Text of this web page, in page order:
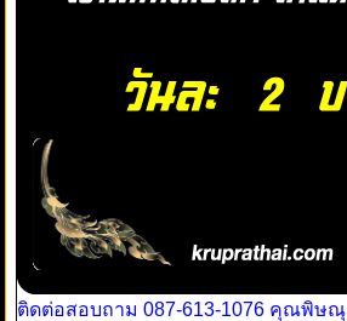
ติดต่อสอบถาม 087-613-1076 คุณพิษณุ